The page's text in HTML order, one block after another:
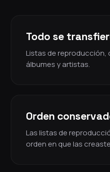
Todo se
Listas de
álbumes y artistas.
Orden
Las listas de
orden en que las